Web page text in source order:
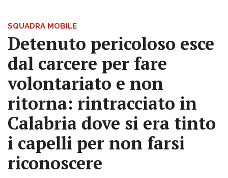
SQUADRA MOBILE
Detenuto pericoloso esce
dal carcere per fare
volontariato e non
ritorna: rintracciato in
Calabria dove si era tinto
i capelli per non farsi
riconoscere